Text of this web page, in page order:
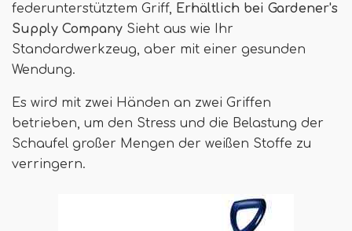
federunterstütztem Griff, Erhältlich bei Gardener's
Supply Company Sieht aus wie Ihr
Standardwerkzeug, aber mit einer gesunden
Wendung.
Es wird mit zwei Händen an zwei Griffen
betrieben, um den Stress und die Belastung der
Schaufel großer Mengen der weißen Stoffe zu
verringern.